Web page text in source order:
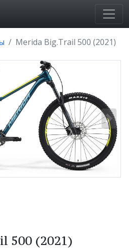
Merida Big.Trail 500 (2021)
500 (2021)